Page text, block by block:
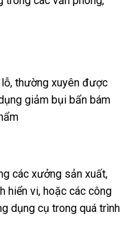
thường xuyên được
giảm bụi bẩn bám
các xưởng sản xuất,
hiển vi, hoặc các công
dụng cụ trong quá trình